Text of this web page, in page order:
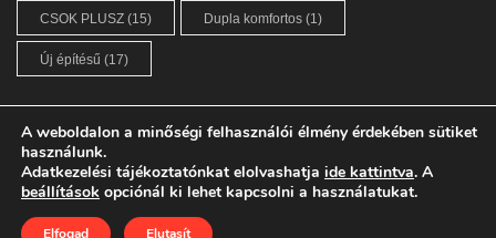
CSOK PLUSZ (15) Dupla komfortos (1)
Új építésű (17)
FŐOLDAL ÚJ ÉPÍTÉSŰ INGATLANOK
ADATKEZELÉSI TÁJÉKOZTATÓ
A weboldalon a minőségi felhasználói élmény érdekében sütiket
használunk.
Adatkezelési tájékoztatónkat elolvashatja ide kattintva. A
beállítások opciónál ki lehet kapcsolni a használatukat.
Elfogad Elutasít